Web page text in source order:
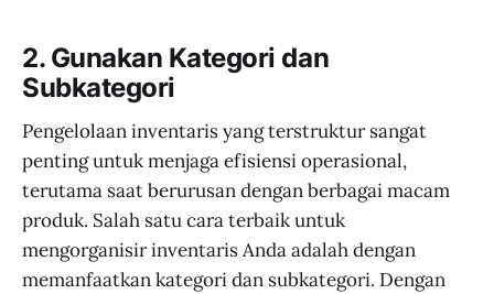
2. Gunakan Kategori dan
Subkategori
Pengelolaan inventaris yang terstruktur sangat
penting untuk menjaga efisiensi operasional,
terutama saat berurusan dengan berbagai macam
produk. Salah satu cara terbaik untuk
mengorganisir inventaris Anda adalah dengan
memanfaatkan kategori dan subkategori. Dengan